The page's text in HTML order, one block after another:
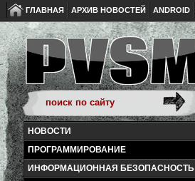
ГЛАВНАЯ АРХИВ НОВОСТЕЙ ANDROID
НОВОСТИ
ПРОГРАММИРОВАНИЕ
ИНФОРМАЦИОННАЯ БЕЗОПАСНОСТЬ